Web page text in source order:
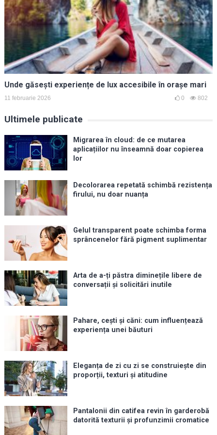
Unde găsești experiențe de lux accesibile în orașe mari
11 februarie 2026 0 802
Ultimele publicate
Migrarea în cloud: de ce mutarea
aplicațiilor nu înseamnă doar copierea
lor
Decolorarea repetată schimbă rezistența
firului, nu doar nuanța
Gelul transparent poate schimba forma
sprâncenelor fără pigment suplimentar
Arta de a-ți păstra diminețile libere de
conversații și solicitări inutile
Pahare, cești și căni: cum influențează
experiența unei băuturi
Eleganța de zi cu zi se construiește din
proporții, texturi și atitudine
Pantalonii din catifea revin în garderobă
datorită texturii și profunzimii cromatice